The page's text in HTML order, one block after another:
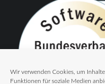
Wir verwenden Cookies, um
Funktionen für soziale Medien